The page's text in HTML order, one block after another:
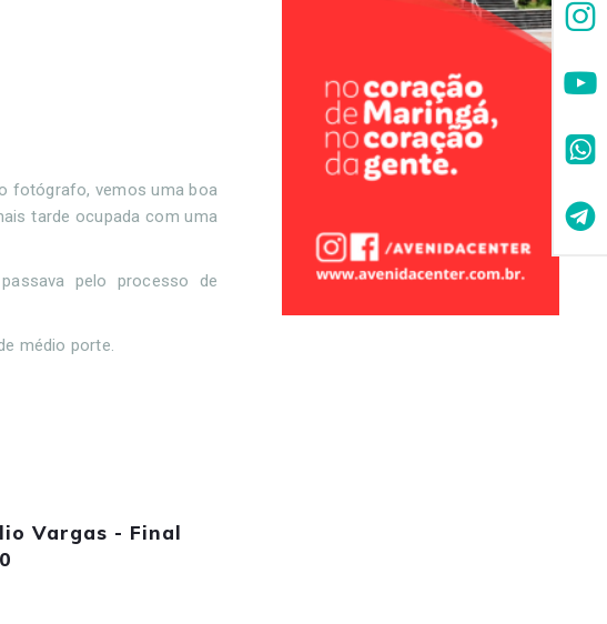
fotógrafo, vemos uma boa
tarde ocupada com uma
pelo processo de
médio porte.
Vargas - Final